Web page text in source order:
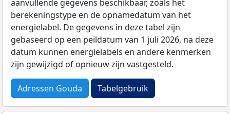
aanvullende gegevens beschikbaar, zoals het
berekeningstype en de opnamedatum van het
energielabel. De gegevens in deze tabel zijn
gebaseerd op een peildatum van 1 juli 2026, na deze
datum kunnen energielabels en andere kenmerken
zijn gewijzigd of opnieuw zijn vastgesteld.
Adressen Gouda Tabelgebruik